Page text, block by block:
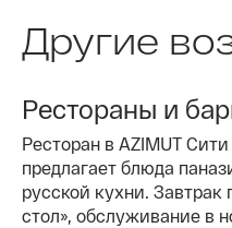
Другие
Рестораны и
Ресторан в AZIMUT
предлагает блюда
русской кухни.
стол», обслуживание в